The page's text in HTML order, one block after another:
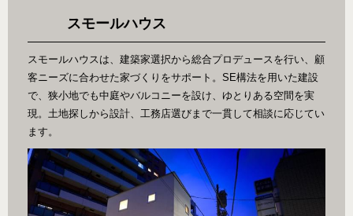
スモールハウス
スモールハウスは、建築家選択から総合プロデュースを行い、顧
客ニーズに合わせた家づくりをサポート。SE構法を用いた建設
で、狭小地でも中庭やバルコニーを設け、ゆとりある空間を実
現。土地探しから設計、工務店選びまで一貫して相談に応じてい
ます。